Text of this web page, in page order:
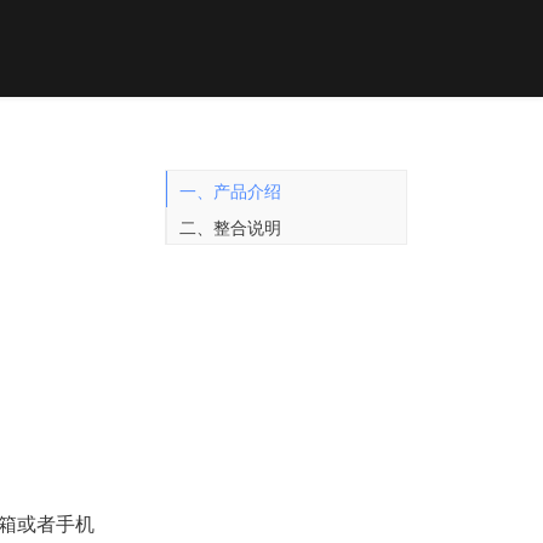
或者手机
一、产品介绍
二、整合说明